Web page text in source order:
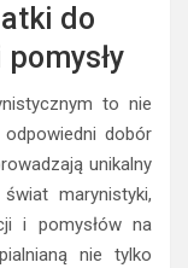
do
to nie
dobór
unikalny
marynistyki,
i pomysłów na
nie tylko